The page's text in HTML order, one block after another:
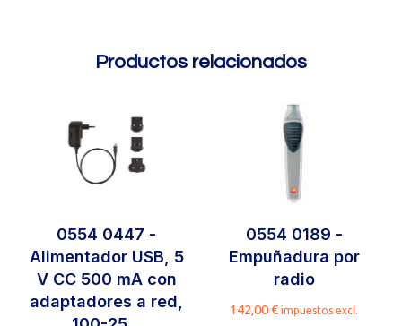
Productos relacionados
0554 0447 -
Alimentador USB, 5
V CC 500 mA con
adaptadores a red,
0554 0189 -
Empuñadura por
radio
142,00€ impuestos excl.